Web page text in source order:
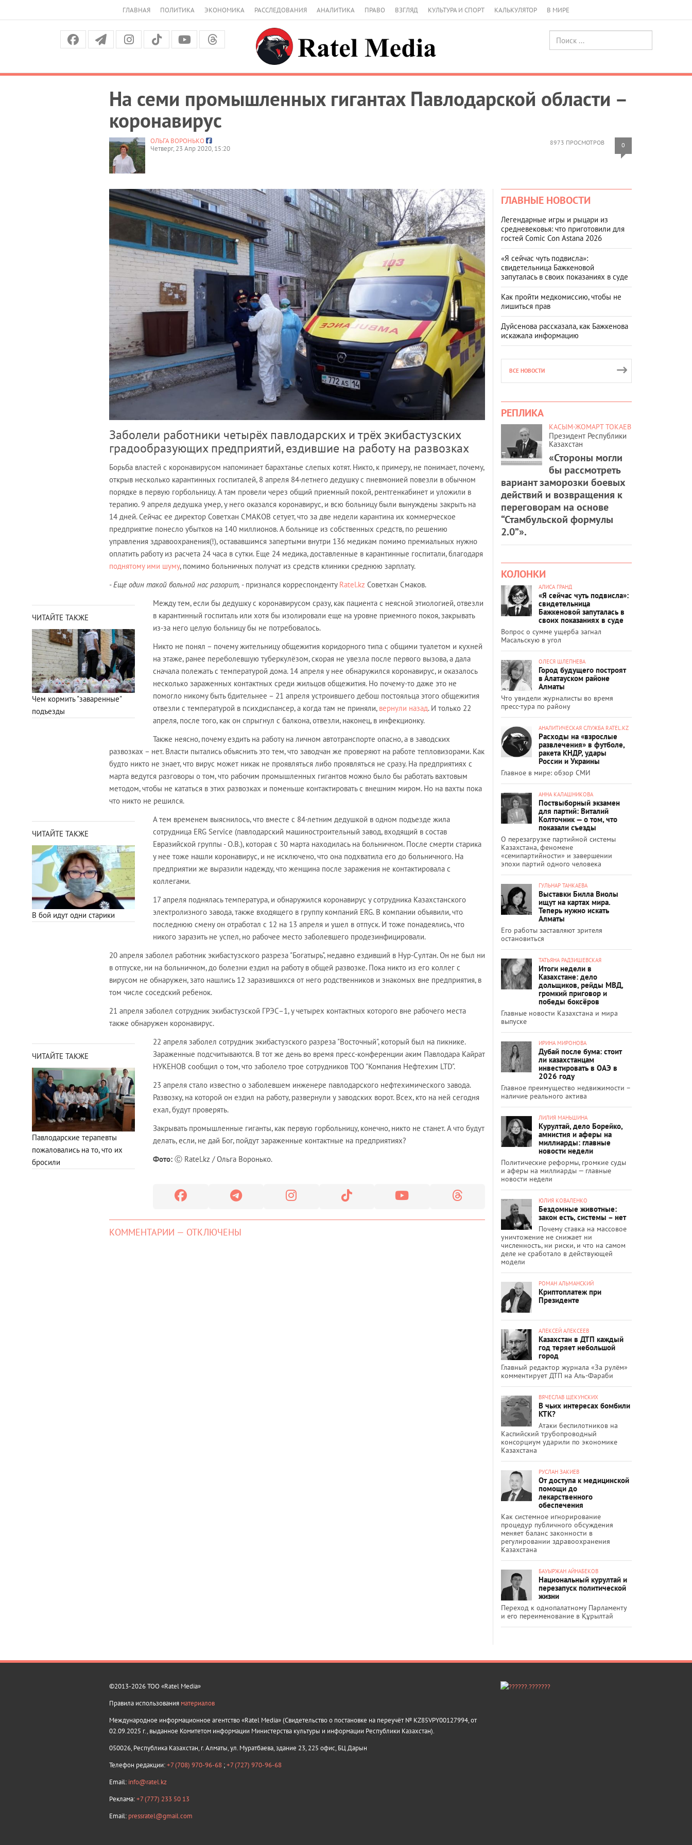
ГЛАВНАЯ ПОЛИТИКА ЭКОНОМИКА РАССЛЕДОВАНИЯ АНАЛИТИКА ПРАВО ВЗГЛЯД КУЛЬТУРА И СПОРТ КАЛЬКУЛЯТОР В МИРЕ
На семи промышленных гигантах Павлодарской области –
коронавирус
8973 ПРОСМОТРОВ 0
ОЛЬГА ВОРОНЬКО
Четверг, 23 Апр 2020, 15:20
Заболели работники четырёх павлодарских и трёх экибастузских
градообразующих предприятий, ездившие на работу на развозках
Борьба властей с коронавирусом напоминает барахтанье слепых котят. Никто, к примеру, не понимает, почему,
открыв несколько карантинных госпиталей, 8 апреля 84-летнего дедушку с пневмонией повезли в обычном
порядке в первую горбольницу. А там провели через общий приемный покой, рентгенкабинет и уложили в
терапию. 9 апреля дедушка умер, у него оказался коронавирус, и всю больницу были вынуждены закрыть на
14 дней. Сейчас ее директор Советхан СМАКОВ сетует, что за две недели карантина их коммерческое
предприятие понесло убытков на 140 миллионов. А больнице из собственных средств, по решению
управления здравоохранения(!), остававшимся запертыми внутри 136 медикам помимо премиальных нужно
оплатить работу из расчета 24 часа в сутки. Еще 24 медика, доставленные в карантинные госпитали, благодаря
поднятому ими шуму, помимо больничных получат из средств клиники среднюю зарплату.
- Еще один такой больной нас разорит, - признался корреспонденту Ratel.kz Советхан Смаков.
ЧИТАЙТЕ ТАКЖЕ
Чем кормить "заваренные"
подъезды
Между тем, если бы дедушку с коронавирусом сразу, как пациента с неясной этиологией, отвезли
в карантинный госпиталь или хотя бы изолировали еще на уровне приемного покоя, закрывать
из-за него целую больницу бы не потребовалось.
Никто не понял – почему жительницу общежития коридорного типа с общими туалетом и кухней
на этаже, ранее переболевшую туберкулёзом, скорая не увезла после первого вызова, а дала
сначала полежать с температурой дома. 14 апреля у нее обнаружился коронавирус, и оказалось
несколько зараженных контактных среди жильцов общежития. Но почему-то даже это не
помогло никому быть бдительнее – 21 апреля устроившего дебош постояльца этого общежития
отвезли с температурой в психдиспансер, а когда там не приняли, вернули назад. И только 22
апреля, после того, как он спрыгнул с балкона, отвезли, наконец, в инфекционку.
Также неясно, почему ездить на работу на личном автотранспорте опасно, а в заводских
развозках – нет. Власти пытались объяснить это тем, что заводчан же проверяют на работе тепловизорами. Как
будто никто не знает, что вирус может никак не проявляться либо проявляться не сразу. На предприятиях с
марта ведутся разговоры о том, что рабочим промышленных гигантов можно было бы работать вахтовым
методом, чтобы не кататься в этих развозках и поменьше контактировать с внешним миром. Но на вахты пока
что никто не решился.
ЧИТАЙТЕ ТАКЖЕ
В бой идут одни старики
А тем временем выяснилось, что вместе с 84-летним дедушкой в одном подъезде жила
сотрудница ERG Service (павлодарский машиностроительный завод, входящий в состав
Евразийской группы - О.В.), которая с 30 марта находилась на больничном. После смерти старика
у нее тоже нашли коронавирус, и не исключено, что она подхватила его до больничного. На
предприятии же выразили надежду, что женщина после заражения не контактировала с
коллегами.
17 апреля поднялась температура, и обнаружился коронавирус у сотрудника Казахстанского
электролизного завода, также входящего в группу компаний ERG. В компании объявили, что
последнюю смену он отработал с 12 на 13 апреля и ушел в отпуск. И тоже понадеялись, что
никого заразить не успел, но рабочее место заболевшего продезинфицировали.
20 апреля заболел работник экибастузского разреза "Богатырь", недавно ездивший в Нур-Султан. Он не был ни
в отпуске, ни на больничном, до болезни ездил на работу в общей развозке. Пока никто из его коллег с
вирусом не обнаружен, зато нашлись 12 заразившихся от него родственников и знакомых вне предприятия, в
том числе соседский ребенок.
21 апреля заболел сотрудник экибастузской ГРЭС–1, у четырех контактных которого вне рабочего места
также обнаружен коронавирус.
ЧИТАЙТЕ ТАКЖЕ
Павлодарские терапевты
пожаловались на то, что их
бросили
22 апреля заболел сотрудник экибастузского разреза "Восточный", который был на пикнике.
Зараженные подсчитываются. В тот же день во время пресс­-конференции аким Павлодара Кайрат
НУКЕНОВ сообщил о том, что заболело трое сотрудников ТОО "Компания Нефтехим LTD".
23 апреля стало известно о заболевшем инженере павлодарского нефтехимического завода.
Развозку, на которой он ездил на работу, развернули у заводских ворот. Всех, кто на ней сегодня
ехал, будут проверять.
Закрывать промышленные гиганты, как первую горбольницу, конечно, никто не станет. А что будут
делать, если, не дай Бог, пойдут зараженные контактные на предприятиях?
Фото: Ⓒ Ratel.kz / Ольга Воронько.
КОММЕНТАРИИ — ОТКЛЮЧЕНЫ
ГЛАВНЫЕ НОВОСТИ
Легендарные игры и рыцари из
средневековья: что приготовили для
гостей Comic Con Astana 2026
«Я сейчас чуть подвисла»:
свидетельница Бажкеновой
запуталась в своих показаниях в суде
Как пройти медкомиссию, чтобы не
лишиться прав
Дуйсенова рассказала, как Бажкенова
искажала информацию
ВСЕ НОВОСТИ
РЕПЛИКА
КАСЫМ-ЖОМАРТ ТОКАЕВ
Президент Республики
Казахстан
«Стороны могли
бы рассмотреть
вариант заморозки боевых
действий и возвращения к
переговорам на основе
“Стамбульской формулы
2.0”».
КОЛОНКИ
АЛИСА ГРАНД
«Я сейчас чуть подвисла»:
свидетельница
Бажкеновой запуталась в
своих показаниях в суде
Вопрос о сумме ущерба загнал
Масальскую в угол
ОЛЕСЯ ШЛЕПНЕВА
Город будущего построят
в Алатауском районе
Алматы
Что увидели журналисты во время
пресс-тура по району
АНАЛИТИЧЕСКАЯ СЛУЖБА RATEL.KZ
Расходы на «взрослые
развлечения» в футболе,
ракета КНДР, удары
России и Украины
Главное в мире: обзор СМИ
АННА КАЛАШНИКОВА
Поствыборный экзамен
для партий: Виталий
Колточник — о том, что
показали съезды
О перезагрузке партийной системы
Казахстана, феномене
«семипартийности» и завершении
эпохи партий одного человека
ГУЛЬНАР ТАНКАЕВА
Выставки Билла Виолы
ищут на картах мира.
Теперь нужно искать
Алматы
Его работы заставляют зрителя
остановиться
ТАТЬЯНА РАДЗИШЕВСКАЯ
Итоги недели в
Казахстане: дело
дольщиков, рейды МВД,
громкий приговор и
победы боксёров
Главные новости Казахстана и мира
выпуске
ИРИНА МИРОНОВА
Дубай после бума: стоит
ли казахстанцам
инвестировать в ОАЭ в
2026 году
Главное преимущество недвижимости –
наличие реального актива
ЛИЛИЯ МАНЬШИНА
Курултай, дело Борейко,
амнистия и аферы на
миллиарды: главные
новости недели
Политические реформы, громкие суды
и аферы на миллиарды — главные
новости недели
ЮЛИЯ КОВАЛЕНКО
Бездомные животные:
закон есть, системы – нет
Почему ставка на массовое
уничтожение не снижает ни
численность, ни риски, и что на самом
деле не сработало в действующей
модели
РОМАН АЛЬМАНСКИЙ
Криптоплатеж при
Президенте
АЛЕКСЕЙ АЛЕКСЕЕВ
Казахстан в ДТП каждый
год теряет небольшой
город
Главный редактор журнала «За рулём»
комментирует ДТП на Аль-Фараби
ВЯЧЕСЛАВ ЩЕКУНСКИХ
В чьих интересах бомбили
КТК?
Атаки беспилотников на
Каспийский трубопроводный
консорциум ударили по экономике
Казахстана
РУСЛАН ЗАКИЕВ
От доступа к медицинской
помощи до
лекарственного
обеспечения
Как системное игнорирование
процедур публичного обсуждения
меняет баланс законности в
регулировании здравоохранения
Казахстана
БАУЫРЖАН АЙНАБЕКОВ
Национальный курултай и
перезапуск политической
жизни
Переход к однопалатному Парламенту
и его переименование в Құрылтай
©2013-2026 ТОО «Ratel Media»
Правила использования материалов
Международное информационное агентство «Ratel Media» (Свидетельство о постановке на переучёт № KZ85VPY00127994, от
02.09.2025 г., выданное Комитетом информации Министерства культуры и информации Республики Казахстан).
050026, Республика Казахстан, г. Алматы, ул. Муратбаева, здание 23, 225 офис, БЦ Дарын
Телефон редакции:+7 (708) 970-96-68 ;+7 (727) 970-96-68
Email: info@ratel.kz
Реклама:+7 (777) 233 50 13
Email: pressratel@gmail.com